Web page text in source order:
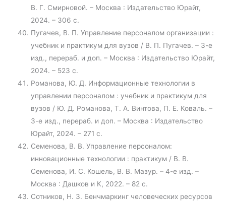
В. Г. Смирновой. – Москва : Издательство Юрайт,
2024. – 306 с.
Пугачев, В. П. Управление персоналом организации :
учебник и практикум для вузов / В. П. Пугачев. – 3-е
изд., перераб. и доп. – Москва : Издательство Юрайт,
2024. – 523 с.
Романова, Ю. Д. Информационные технологии в
управлении персоналом : учебник и практикум для
вузов / Ю. Д. Романова, Т. А. Винтова, П. Е. Коваль. –
3-е изд., перераб. и доп. – Москва : Издательство
Юрайт, 2024. – 271 с.
Семенова, В. В. Управление персоналом:
инновационные технологии : практикум / В. В.
Семенова, И. С. Кошель, В. В. Мазур. – 4-е изд. –
Москва : Дашков и К, 2022. – 82 с.
Сотников, Н. З. Бенчмаркинг человеческих ресурсов